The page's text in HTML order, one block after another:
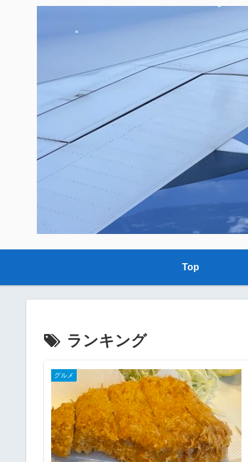
Top
ランキング
グルメ